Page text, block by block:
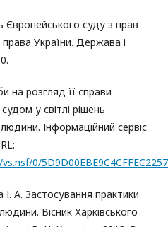
суду з прав
України. Держава і
на розгляд її справи
у світлі рішень
Інформаційний сервіс
0/
А. Застосування практики
Вісник Харківського